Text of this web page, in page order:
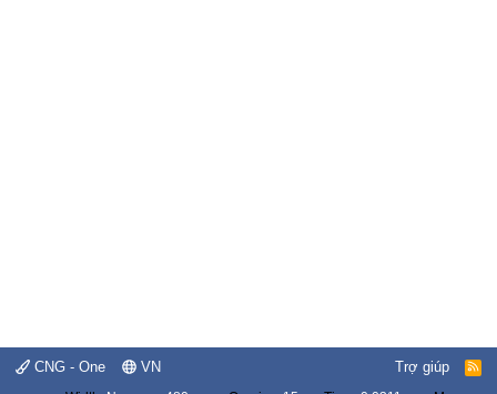
CNG - One VN Trợ giúp
R